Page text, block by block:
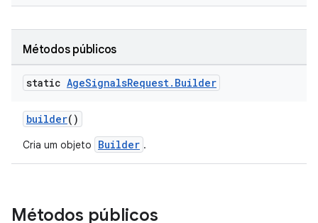
Métodos públicos
static AgeSignalsRequest. Builder
builder()
Cria um objeto Builder .
Métodos públicos